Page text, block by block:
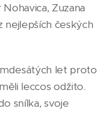
Zuzana
českých
let proto
leccos odžito.
snílka, svoje